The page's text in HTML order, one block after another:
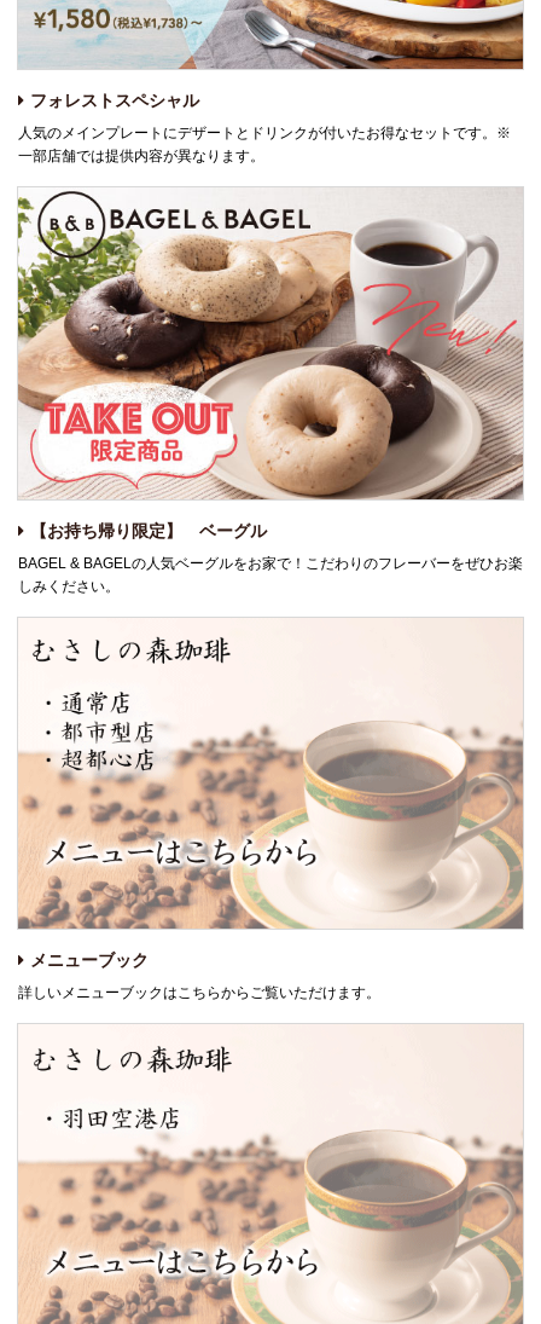
フォレストスペシャル
人気のメインプレートにデザートとドリンクが付いたお得なセットです。※
一部店舗では提供内容が異なります。
【お持ち帰り限定】 ベーグル
BAGEL & BAGELの人気ベーグルをお家で！こだわりのフレーバーをぜひお楽
しみください。
メニューブック
詳しいメニューブックはこちらからご覧いただけます。